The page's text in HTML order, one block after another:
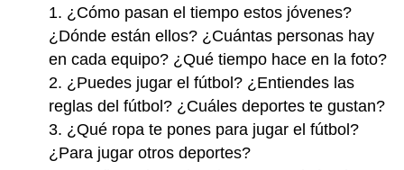
1. ¿Cómo pasan el tiempo estos jóvenes?
¿Dónde están ellos? ¿Cuántas personas hay
en cada equipo? ¿Qué tiempo hace en la foto?
2. ¿Puedes jugar el fútbol? ¿Entiendes las
reglas del fútbol? ¿Cuáles deportes te gustan?
3. ¿Qué ropa te pones para jugar el fútbol?
¿Para jugar otros deportes?